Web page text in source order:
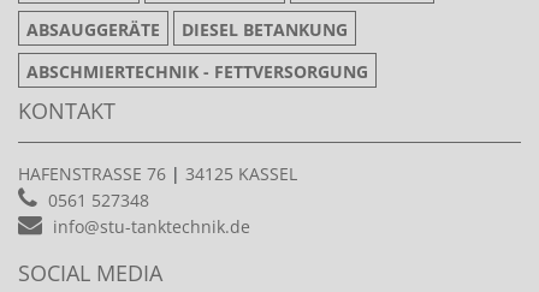
ABSAUGGERÄTE
DIESEL BETANKUNG
ABSCHMIERTECHNIK - FETTVERSORGUNG
KONTAKT
HAFENSTRASSE 76 | 34125 KASSEL
0561 527348
info@stu-tanktechnik.de
SOCIAL MEDIA